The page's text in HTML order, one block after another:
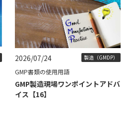
2026/07/24 製造（GMDP）
GMP書類の使用用語
GMP製造現場ワンポイントアドバ
イス【16】